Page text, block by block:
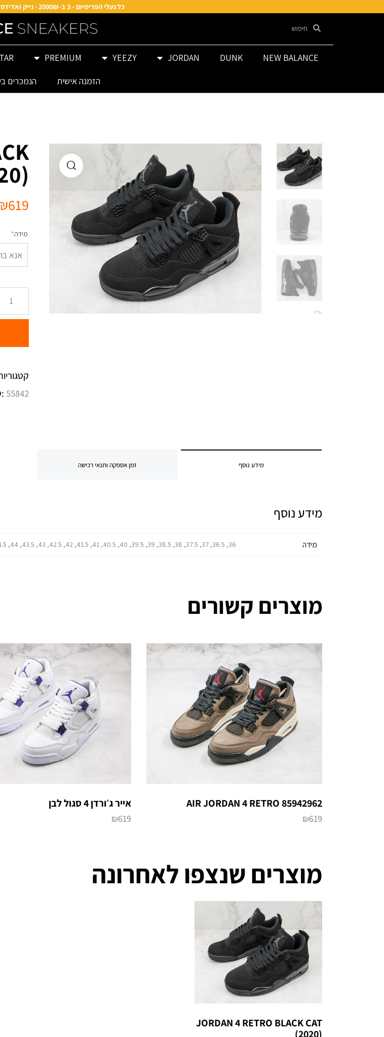
כל נעלי הפרימיום - 3 ב-2000₪ · נייק ואדידס - 3 ב-1200₪
NEW BALANCE
DUNK
JORDAN
YEEZY
PREMIUM
הזמנה אישית
הנמכרים
619
מידה*
אנא
55842
מידע נוסף זמן אספקה ותנאי רכישה
מידע נוסף
מידה 36, 36.5, 37, 37.5, 38, 38.5, 39, 39.5, 40, 40.5, 41, 41.5, 42, 42.5, 43, 43.5, 44, 44.5, 45, 45.5, 46, 46.5, 47
מוצרים קשורים
AIR JORDAN 4 RETRO 85942962
₪619
אייר ג׳ורדן 4 סגול לבן
₪619
מוצרים שנצפו לאחרונה
JORDAN 4 RETRO BLACK CAT
(2020)